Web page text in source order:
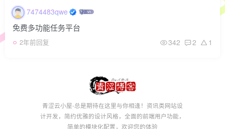
7474483qwe
免费多功能任务平台
2年前回复 342 2 1
青涩云小屋-总是期待在这里与你相逢！资讯类网站设
计开发，简约优雅的设计风格，全面的前端用户功能，
简单的模块化配置，欢迎您的体验